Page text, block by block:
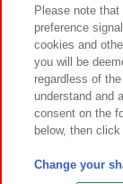
カスタマーハラス
Please note
preference
cookies and
you will be
regardless of
understand and
consent on the
below, then
Change your